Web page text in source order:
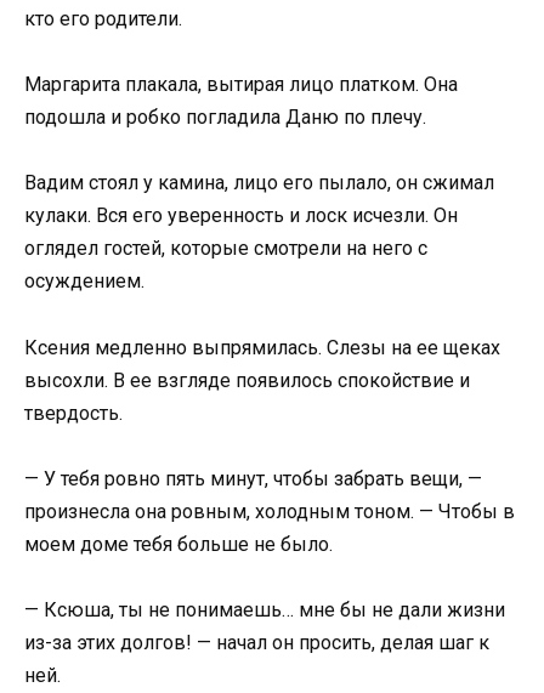
кто его родители.
Маргарита плакала, вытирая лицо платком. Она
подошла и робко погладила Даню по плечу.
Вадим стоял у камина, лицо его пылало, он сжимал
кулаки. Вся его уверенность и лоск исчезли. Он
оглядел гостей, которые смотрели на него с
осуждением.
Ксения медленно выпрямилась. Слезы на ее щеках
высохли. В ее взгляде появилось спокойствие и
твердость.
— У тебя ровно пять минут, чтобы забрать вещи, —
произнесла она ровным, холодным тоном. — Чтобы в
моем доме тебя больше не было.
— Ксюша, ты не понимаешь… мне бы не дали жизни
из-за этих долгов! — начал он просить, делая шаг к
ней.